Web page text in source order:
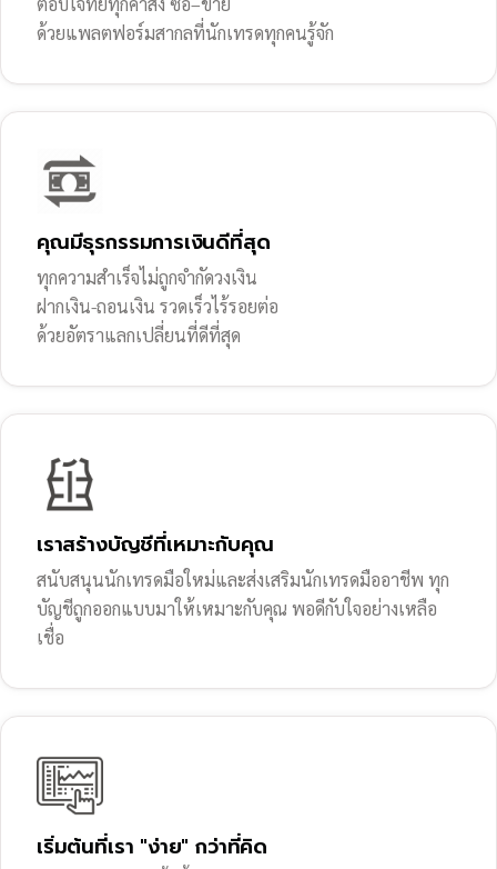
ด้วยแพลตฟอร์มสากลที่นักเทรดทุกคนรู้จัก
คุณมีธุรกรรมการเงินดีที่สุด
ทุกความสำเร็จไม่ถูกจำกัดวงเงิน
ฝากเงิน-ถอนเงิน รวดเร็วไร้รอยต่อ
ด้วยอัตราแลกเปลี่ยนที่ดีที่สุด
เราสร้างบัญชีที่เหมาะกับคุณ
สนับสนุนนักเทรดมือใหม่และส่งเสริมนักเทรดมืออาชีพ ทุก
บัญชีถูกออกแบบมาให้เหมาะกับคุณ พอดีกับใจอย่างเหลือ
เชื่อ
เริ่มต้นที่เรา "ง่าย" กว่าที่คิด